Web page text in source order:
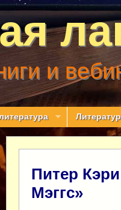
и
Питер
Мэггс»